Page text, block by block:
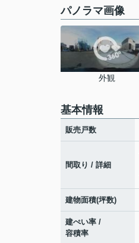
パノラマ画像
外観
基本情報
販売戸数
間取り / 詳細
建物面積(坪数)
建ぺい率 /
容積率